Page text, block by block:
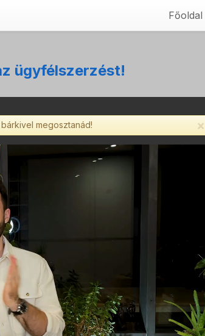
Főoldal
ügyfélszerzést!
×
megosztanád!